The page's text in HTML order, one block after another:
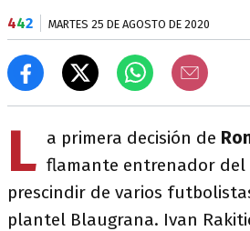
442 MARTES 25 DE AGOSTO DE 2020
L a primera decisión de
flamante entrenador del
prescindir de varios
plantel Blaugrana. Ivan